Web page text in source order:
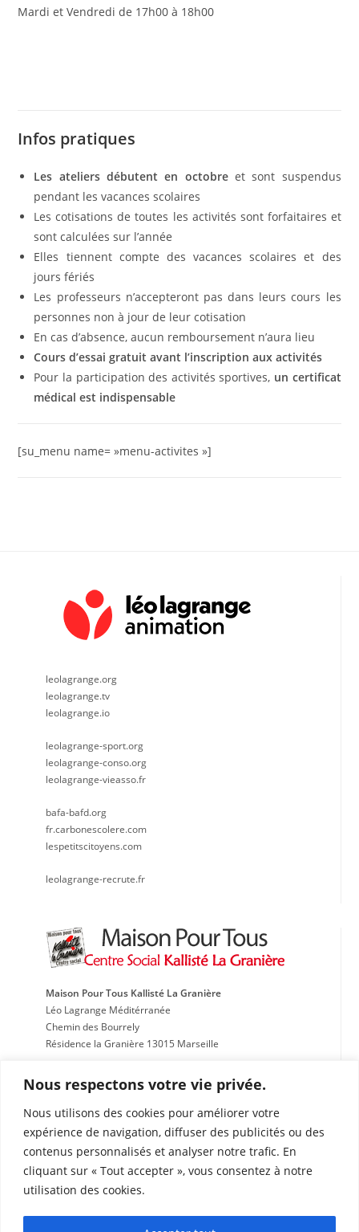
Nous respectons votre vie privée.
Nous utilisons des cookies pour améliorer votre
expérience de navigation, diffuser des publicités ou des
contenus personnalisés et analyser notre trafic. En
cliquant sur « Tout accepter », vous consentez à notre
utilisation des cookies.
Mardi et Vendredi de 17h00 à 18h00
Infos pratiques
Les ateliers débutent en octobreet sont suspendus
pendant les vacances scolaires
Les cotisations de toutes les activités sont forfaitaires et
sont calculées sur l’année
Elles tiennent compte des vacances scolaires et des
jours fériés
Les professeurs n’accepteront pas dans leurs cours les
personnes non à jour de leur cotisation
En cas d’absence, aucun remboursement n’aura lieu
Cours d’essai gratuit avant l’inscription aux activités
Pour la participation des activités sportives, un certificat
médical est indispensable
[su_menu name= »menu-activites »]
leolagrange.org
leolagrange.tv
leolagrange.io
leolagrange-sport.org
leolagrange-conso.org
leolagrange-vieasso.fr
bafa-bafd.org
fr.carbonescolere.com
lespetitscitoyens.com
leolagrange-recrute.fr
Maison Pour Tous Kallisté La Granière
Léo Lagrange Méditérranée
Chemin des Bourrely
Résidence la Granière 13015 Marseille
Fax : 04 91 51 53 33
kalliste@leolagrange.org
Locaux Associatifs Espace Citoyen
Parc Kallisté
130 Chemin des Bourrely 13015 Marseille